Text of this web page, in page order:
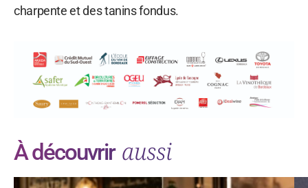
charpente et des tanins fondus.
À découvrir aussi